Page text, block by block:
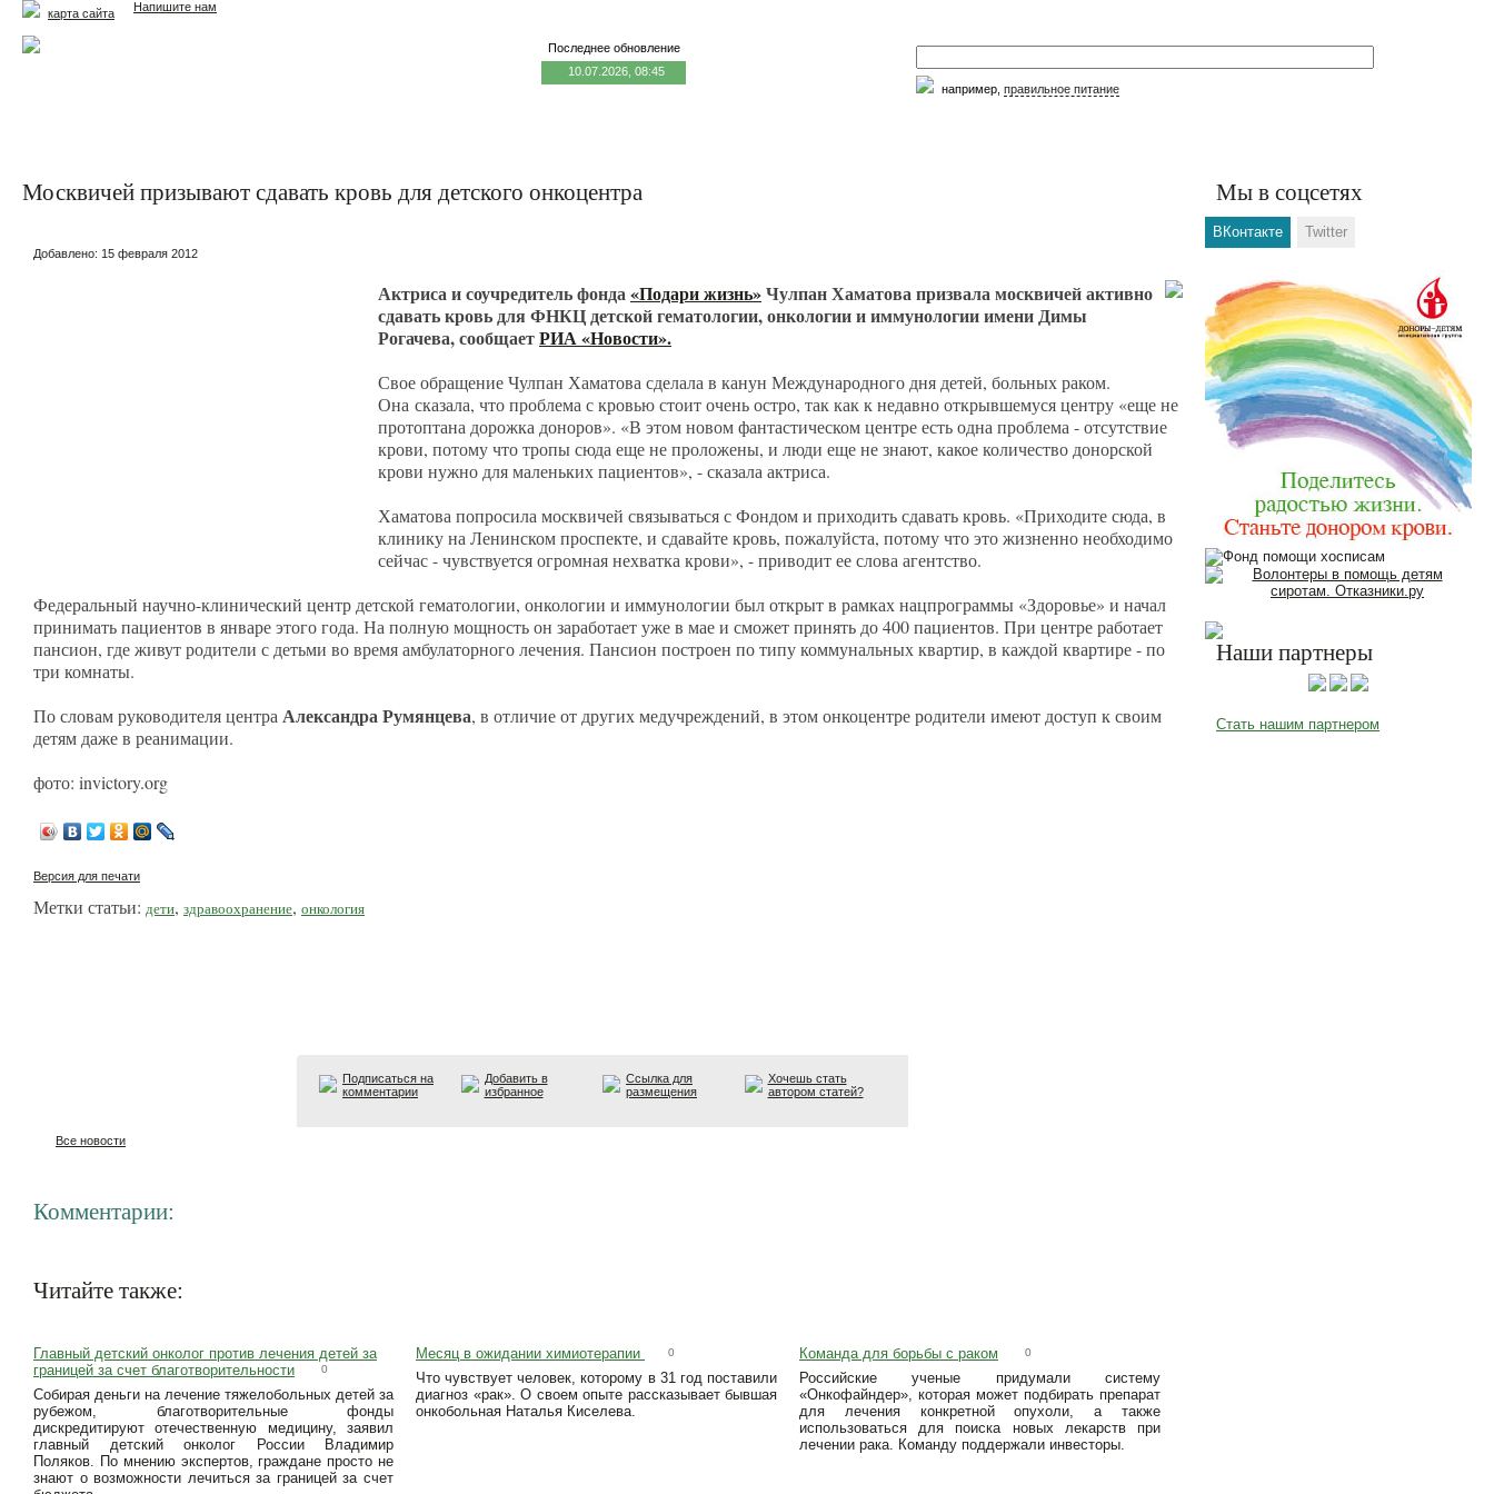
Напишите нам
например, правильное питание
карта сайта
Последнее обновление
10.07.2026, 08:45
Мы в соцсетях
ВКонтакте Twitter
Наши партнеры
Стать нашим партнером
Москвичей призывают сдавать кровь для детского онкоцентра
Добавлено: 15 февраля 2012
Актриса и соучредитель фонда«Подари жизнь»Чулпан Хаматова призвала москвичей активно
сдавать кровь для ФНКЦ детской гематологии, онкологии и иммунологии имени Димы
Рогачева, сообщаетРИА «Новости».
Свое обращение Чулпан Хаматова сделала в канун Международного дня детей, больных раком.
Она сказала, что проблема с кровью стоит очень остро, так как к недавно открывшемуся центру «еще не
протоптана дорожка доноров». «В этом новом фантастическом центре есть одна проблема - отсутствие
крови, потому что тропы сюда еще не проложены, и люди еще не знают, какое количество донорской
крови нужно для маленьких пациентов», - сказала актриса.
Хаматова попросила москвичей связываться с Фондом и приходить сдавать кровь. «Приходите сюда, в
клинику на Ленинском проспекте, и сдавайте кровь, пожалуйста, потому что это жизненно необходимо
сейчас - чувствуется огромная нехватка крови», - приводит ее слова агентство.
Федеральный научно-клинический центр детской гематологии, онкологии и иммунологии был открыт в рамках нацпрограммы «Здоровье» и начал
принимать пациентов в январе этого года. На полную мощность он заработает уже в мае и сможет принять до 400 пациентов. При центре работает
пансион, где живут родители с детьми во время амбулаторного лечения. Пансион построен по типу коммунальных квартир, в каждой квартире - по
три комнаты.
По словам руководителя центра Александра Румянцева, в отличие от других медучреждений, в этом онкоцентре родители имеют доступ к своим
детям даже в реанимации.
фото: invictory.org
Версия для печати
Метки статьи: дети, здравоохранение, онкология
Подписаться на
комментарии
Добавить в
избранное
Ссылка для
размещения
Хочешь стать
автором статей?
Все новости
Комментарии:
Читайте также:
Главный детский онколог против лечения детей за
границей за счет благотворительности
0
Собирая деньги на лечение тяжелобольных детей за
рубежом, благотворительные фонды
дискредитируют отечественную медицину, заявил
главный детский онколог России Владимир
Поляков. По мнению экспертов, граждане просто не
знают о возможности лечиться за границей за счет
Месяц в ожидании химиотерапии 0
Что чувствует человек, которому в 31 год поставили
диагноз «рак». О своем опыте рассказывает бывшая
онкобольная Наталья Киселева.
Команда для борьбы с раком 0
Российские ученые придумали систему
«Онкофайндер», которая может подбирать препарат
для лечения конкретной опухоли, а также
использоваться для поиска новых лекарств при
лечении рака. Команду поддержали инвесторы.